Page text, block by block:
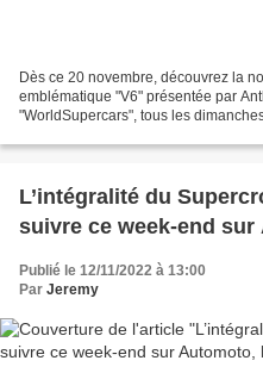
Dès ce 20 novembre, découvrez la
emblématique "V6" présentée par
"WorldSupercars", tous les
L’intégralité du
suivre ce week-end
Publié le 12/11/2022 à 13:00
Par Jeremy